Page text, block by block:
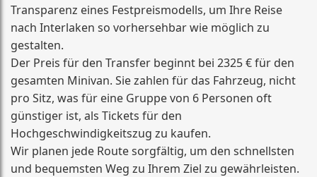
Transparenz eines Festpreismodells, um Ihre Reise
nach Interlaken so vorhersehbar wie möglich zu
gestalten.
Der Preis für den Transfer beginnt bei 2325 € für den
gesamten Minivan. Sie zahlen für das Fahrzeug, nicht
pro Sitz, was für eine Gruppe von 6 Personen oft
günstiger ist, als Tickets für den
Hochgeschwindigkeitszug zu kaufen.
Wir planen jede Route sorgfältig, um den schnellsten
und bequemsten Weg zu Ihrem Ziel zu gewährleisten.